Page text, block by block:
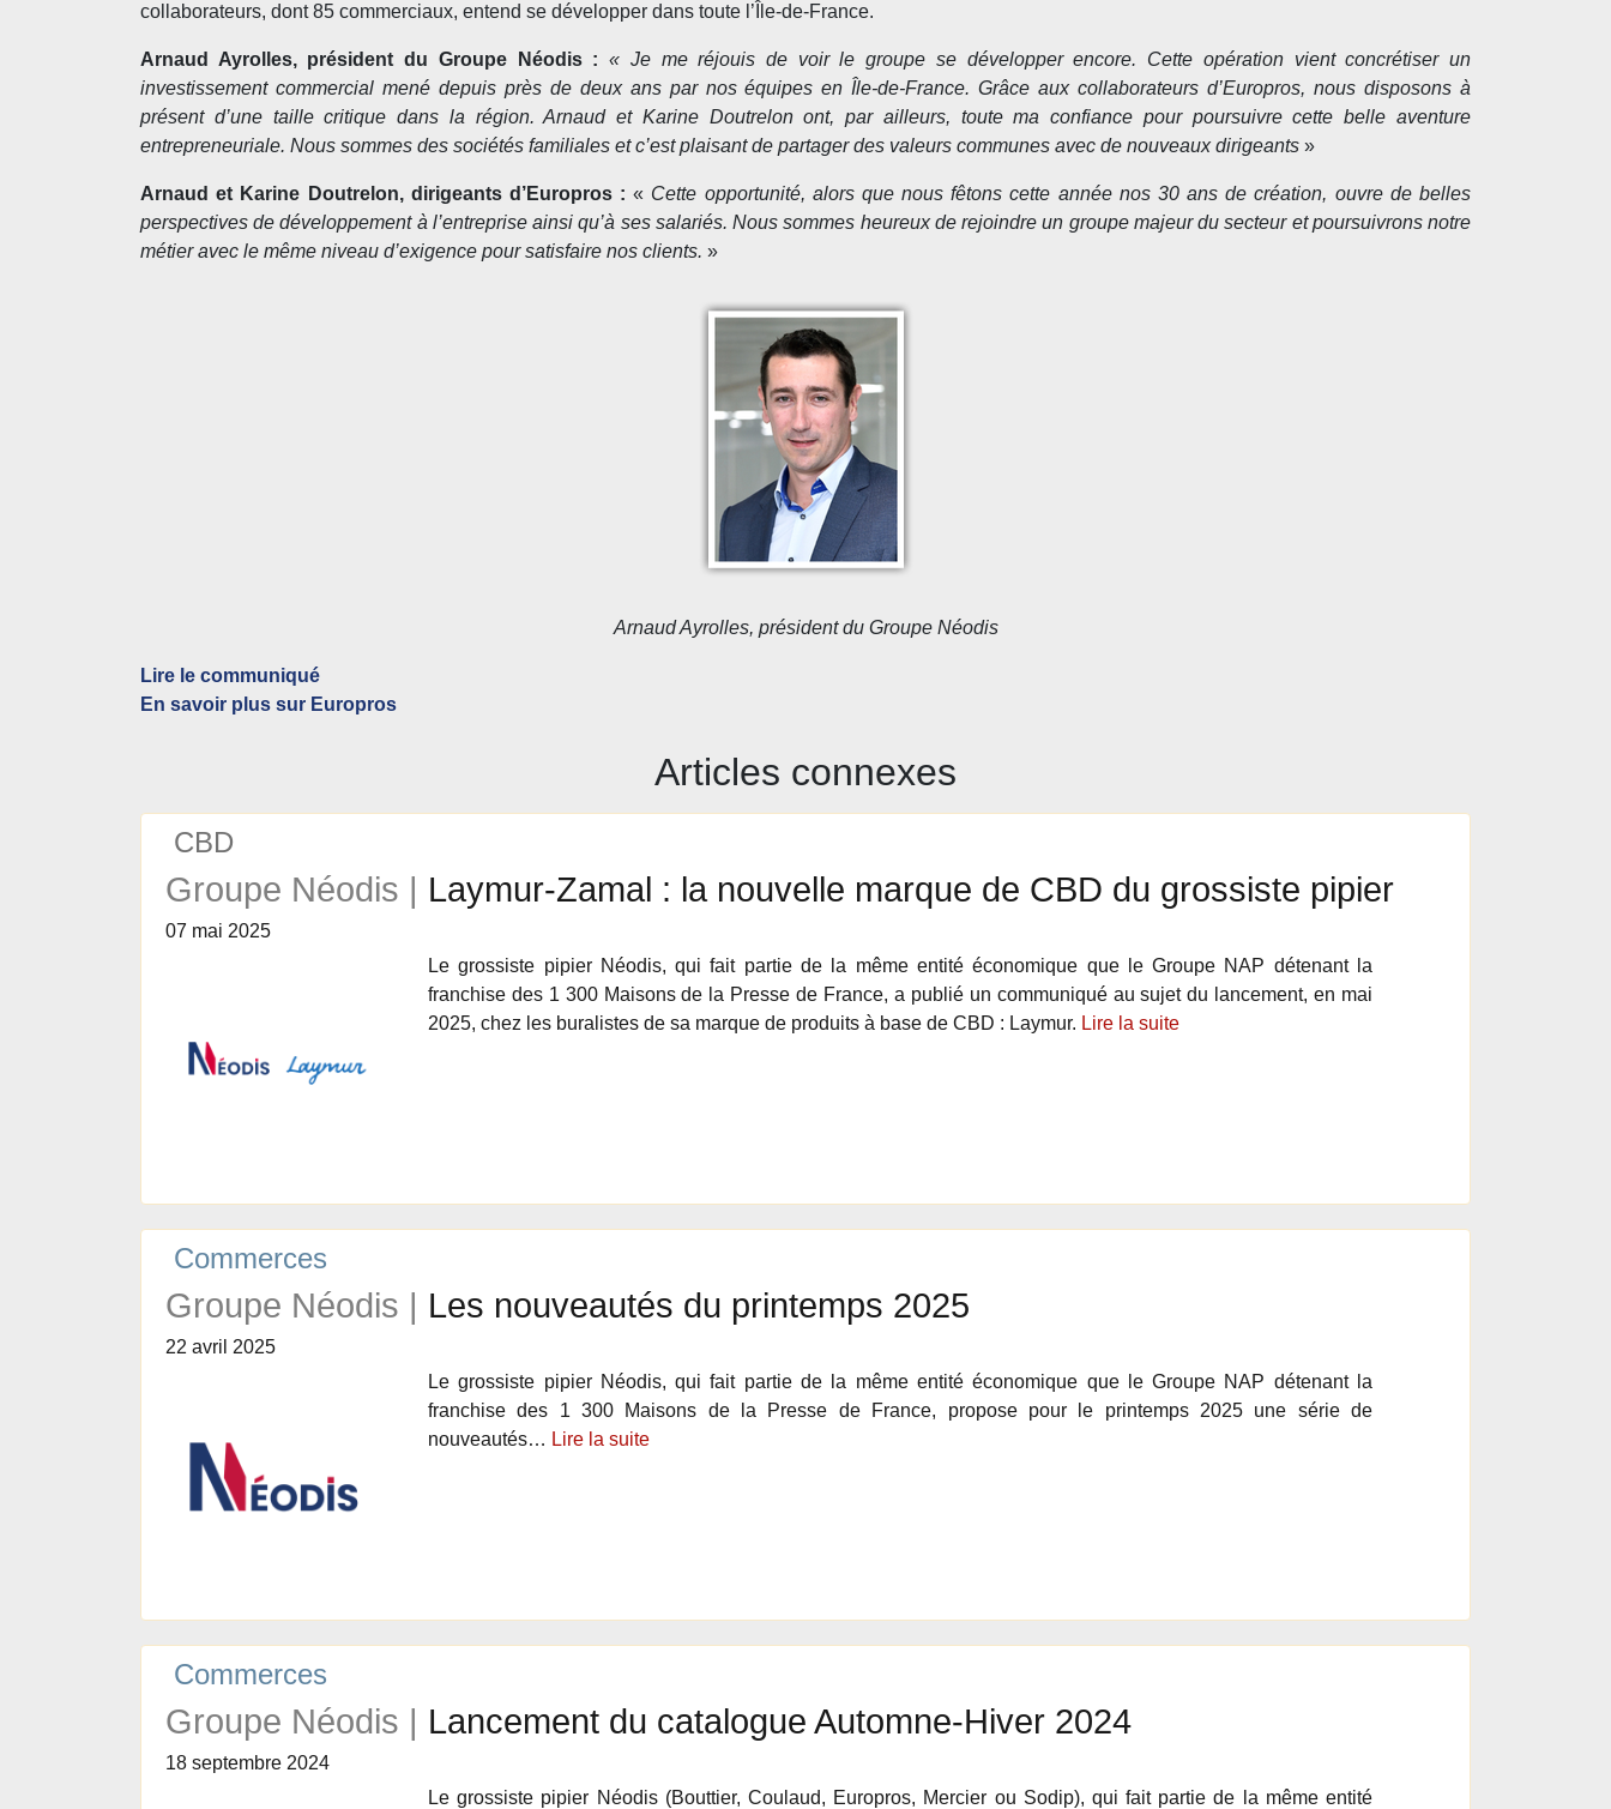
collaborateurs, dont 85 commerciaux, entend se développer dans toute l’Île-de-France.
Arnaud Ayrolles, président du Groupe Néodis : « Je me réjouis de voir le groupe se développer encore. Cette opération vient concrétiser un
investissement commercial mené depuis près de deux ans par nos équipes en Île-de-France. Grâce aux collaborateurs d’Europros, nous disposons à
présent d’une taille critique dans la région. Arnaud et Karine Doutrelon ont, par ailleurs, toute ma confiance pour poursuivre cette belle aventure
entrepreneuriale. Nous sommes des sociétés familiales et c’est plaisant de partager des valeurs communes avec de nouveaux dirigeants »
Arnaud et Karine Doutrelon, dirigeants d’Europros : « Cette opportunité, alors que nous fêtons cette année nos 30 ans de création, ouvre de belles
perspectives de développement à l’entreprise ainsi qu’à ses salariés. Nous sommes heureux de rejoindre un groupe majeur du secteur et poursuivrons notre
métier avec le même niveau d’exigence pour satisfaire nos clients. »
Arnaud Ayrolles, président du Groupe Néodis
Lire le communiqué
En savoir plus sur Europros
Articles connexes
CBD
Groupe Néodis | Laymur-Zamal : la nouvelle marque de CBD du grossiste pipier
07 mai 2025
Le grossiste pipier Néodis, qui fait partie de la même entité économique que le Groupe NAP détenant la
franchise des 1 300 Maisons de la Presse de France, a publié un communiqué au sujet du lancement, en mai
2025, chez les buralistes de sa marque de produits à base de CBD : Laymur. Lire la suite
Commerces
Groupe Néodis | Les nouveautés du printemps 2025
22 avril 2025
Le grossiste pipier Néodis, qui fait partie de la même entité économique que le Groupe NAP détenant la
franchise des 1 300 Maisons de la Presse de France, propose pour le printemps 2025 une série de
nouveautés… Lire la suite
Commerces
Groupe Néodis | Lancement du catalogue Automne-Hiver 2024
18 septembre 2024
Le grossiste pipier Néodis (Bouttier, Coulaud, Europros, Mercier ou Sodip), qui fait partie de la même entité